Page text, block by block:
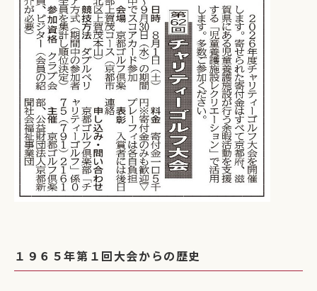
１９６５年第１回大会からの歴史